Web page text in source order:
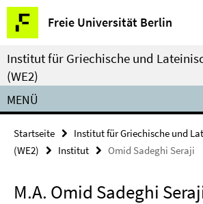
Springe
direkt
zu
Inhalt
Freie Universität Berlin
Service-
Navigation
Institut für Griechische und
(WE2)
MENÜ
Startseite
Institut für Griechische und
(WE2)
Institut Omid Sadeghi Seraji
M.A. Omid Sadeghi